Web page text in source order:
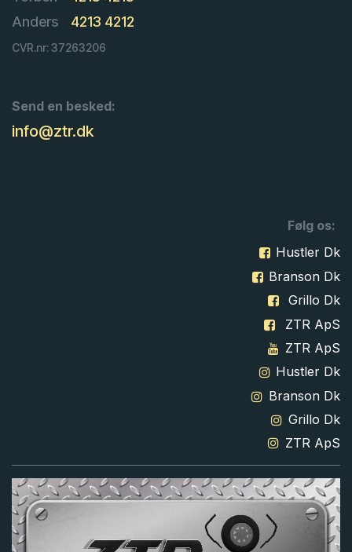
Anders
4213 4212
CVR.nr: 37263206
Send en besked:
info@ztr.dk
Følg os:
Hustler Dk
Branson Dk
Grillo Dk
ZTR ApS
ZTR ApS
Hustler Dk
Branson Dk
Grillo Dk
ZTR ApS